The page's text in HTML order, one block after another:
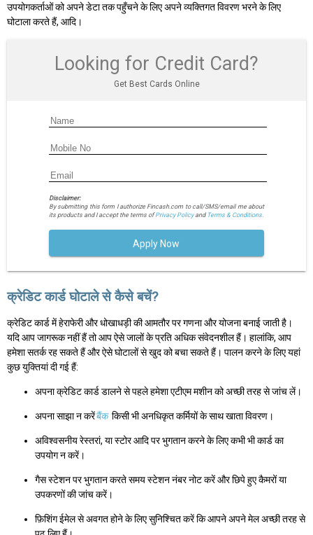
उपयोगकर्ताओं को अपने डेटा तक पहुँचने के लिए अपने व्यक्तिगत विवरण भरने के लिए
घोटाला करते हैं, आदि।
Looking for Credit Card?
Get Best Cards Online
Disclaimer:
By submitting this form I authorize Fincash.com to call/SMS/email me about
its products and I accept the terms ofPrivacy Policyand Terms & Conditions.
Apply Now
क्रेडिट कार्ड घोटाले से कैसे बचें?
क्रेडिट कार्ड में हेराफेरी और धोखाधड़ी की आमतौर पर गणना और योजना बनाई जाती है।
यदि आप जागरूक नहीं हैं तो आप ऐसे जालों के प्रति अधिक संवेदनशील हैं। हालांकि, आप
हमेशा सतर्क रह सकते हैं और ऐसे घोटालों से खुद को बचा सकते हैं। पालन करने के लिए यहां
कुछ युक्तियां दी गई हैं:
अपना क्रेडिट कार्ड डालने से पहले हमेशा एटीएम मशीन को अच्छी तरह से जांच लें।
अपना साझा न करेंबैंक किसी भी अनधिकृत कर्मियों के साथ खाता विवरण।
अविश्वसनीय रेस्तरां, या स्टोर आदि पर भुगतान करने के लिए कभी भी कार्ड का
उपयोग न करें।
गैस स्टेशन पर भुगतान करते समय स्टेशन नंबर नोट करें और छिपे हुए कैमरों या
उपकरणों की जांच करें।
फ़िशिंग ईमेल से अवगत होने के लिए सुनिश्चित करें कि आपने अपने मेल अच्छी तरह से